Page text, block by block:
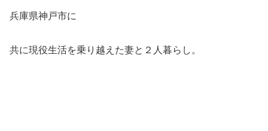
兵庫県神戸市に
共に現役生活を乗り越えた妻と２人暮らし。